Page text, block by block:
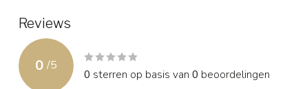
Reviews
0 /5
0 sterren op basis van 0 beoordelingen